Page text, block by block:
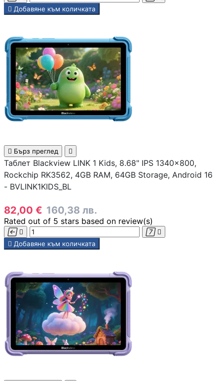
Четци за
електронни
Външни батерии
 Добавяне към количката
 Бърз преглед 
Таблет Blackview LINK 1 Kids, 8.68" IPS 1340x800,
Rockchip RK3562, 4GB RAM, 64GB Storage, Android 16
- BVLINK1KIDS_BL
82,00 € 160,38 лв.
Rated out of 5 stars based on review(s)
   
 Добавяне към количката